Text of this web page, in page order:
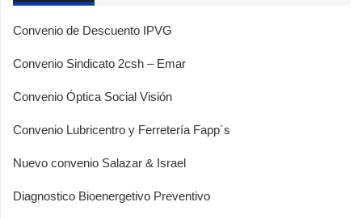
Convenio de Descuento IPVG
Convenio Sindicato 2csh – Emar
Convenio Óptica Social Visión
Convenio Lubricentro y Ferretería Fapp´s
Nuevo convenio Salazar & Israel
Diagnostico Bioenergetivo Preventivo